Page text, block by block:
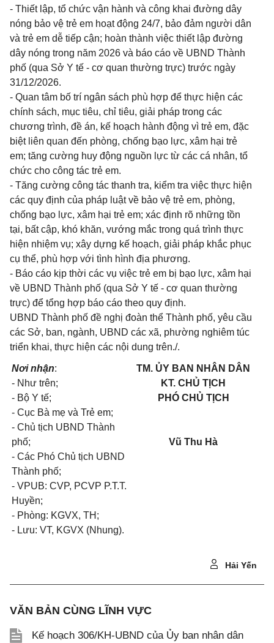
- Thiết lập, tổ chức vận hành và công khai đường dây
nóng bảo vệ trẻ em hoạt động 24/7, bảo đảm người dân
và trẻ em dễ tiếp cận; hoàn thành việc thiết lập đường
dây nóng trong năm 2026 và báo cáo về UBND Thành
phố (qua Sở Y tế - cơ quan thường trực) trước ngày
31/12/2026.
- Quan tâm bố trí ngân sách phù hợp để thực hiện các
chính sách, mục tiêu, chỉ tiêu, giải pháp trong các
chương trình, đề án, kế hoạch hành động vì trẻ em, đặc
biệt liên quan đến phòng, chống bạo lực, xâm hại trẻ
em; tăng cường huy động nguồn lực từ các cá nhân, tổ
chức cho công tác trẻ em.
- Tăng cường công tác thanh tra, kiểm tra việc thực hiện
các quy định của pháp luật về bảo vệ trẻ em, phòng,
chống bạo lực, xâm hại trẻ em; xác định rõ những tồn
tại, bất cập, khó khăn, vướng mắc trong quá trình thực
hiện nhiệm vụ; xây dựng kế hoạch, giải pháp khắc phục
cụ thể, phù hợp với tình hình địa phương.
- Báo cáo kịp thời các vụ việc trẻ em bị bạo lực, xâm hại
về UBND Thành phố (qua Sở Y tế - cơ quan thường
trực) để tổng hợp báo cáo theo quy định.
UBND Thành phố đề nghị đoàn thể Thành phố, yêu cầu
các Sở, ban, ngành, UBND các xã, phường nghiêm túc
triển khai, thực hiện các nội dung trên./.
Nơi nhận:
- Như trên;
- Bộ Y tế;
- Cục Bà mẹ và Trẻ em;
- Chủ tịch UBND Thành
phố;
- Các Phó Chủ tịch UBND
Thành phố;
- VPUB: CVP, PCVP P.T.T.
Huyền;
- Phòng: KGVX, TH;
- Lưu: VT, KGVX (Nhung).
TM. ỦY BAN NHÂN DÂN
KT. CHỦ TỊCH
PHÓ CHỦ TỊCH
Vũ Thu Hà
Hải Yến
VĂN BẢN CÙNG LĨNH VỰC
Kế hoạch 306/KH-UBND của Ủy ban nhân dân